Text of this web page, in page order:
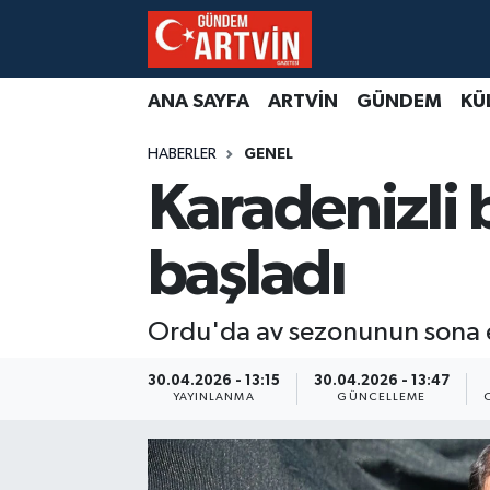
ANA SAYFA ARTVİN GÜNDEM
HABERLER GENEL
Karadenizli
başladı
Ordu'da av sezonunun sona
30.04.2026 - 13:15
YAYINLANMA
30.04.2026 - 13:47
GÜNCELLEME